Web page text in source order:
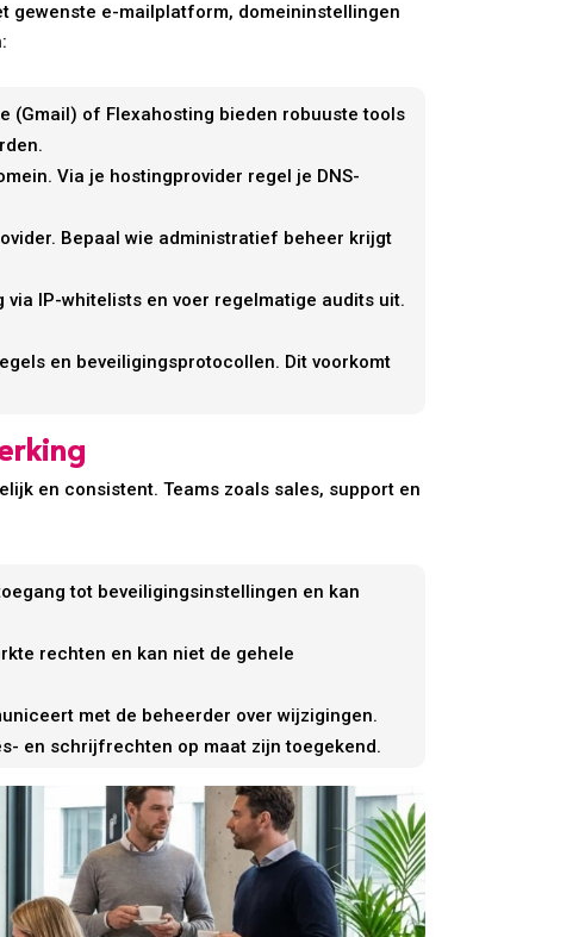
gewenste e-mailplatform, domeininstellingen
(Gmail) of Flexahosting bieden robuuste tools
Via je hostingprovider regel je DNS-
Bepaal wie administratief beheer krijgt
IP-whitelists en voer regelmatige audits uit.
en beveiligingsprotocollen. Dit voorkomt
en consistent. Teams zoals sales, support en
tot beveiligingsinstellingen en kan
rechten en kan niet de gehele
met de beheerder over wijzigingen.
en schrijfrechten op maat zijn toegekend.